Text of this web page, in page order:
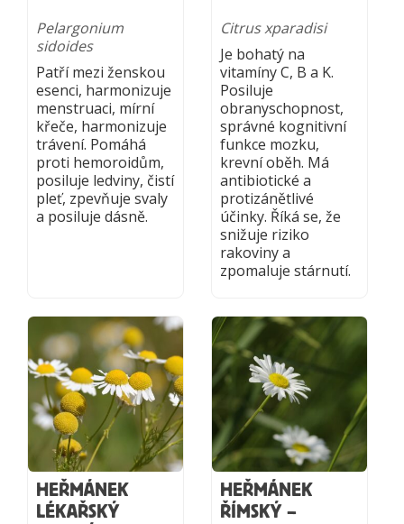
Pelargonium
sidoides
Patří mezi ženskou
esenci, harmonizuje
menstruaci, mírní
křeče, harmonizuje
trávení. Pomáhá
proti hemoroidům,
posiluje ledviny, čistí
pleť, zpevňuje svaly
a posiluje dásně.
Citrus xparadisi
Je bohatý na
vitamíny C, B a K.
Posiluje
obranyschopnost,
správné kognitivní
funkce mozku,
krevní oběh. Má
antibiotické a
protizánětlivé
účinky. Říká se, že
snižuje riziko
rakoviny a
zpomaluje stárnutí.
HEŘMÁNEK
LÉKAŘSKÝ
HEŘMÁNEK
ŘÍMSKÝ –